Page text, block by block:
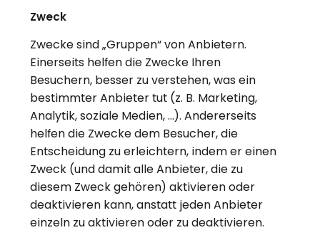
Zweck
Zwecke sind „Gruppen“ von Anbietern.
Einerseits helfen die Zwecke Ihren
Besuchern, besser zu verstehen, was ein
bestimmter Anbieter tut (z. B. Marketing,
Analytik, soziale Medien, …). Andererseits
helfen die Zwecke dem Besucher, die
Entscheidung zu erleichtern, indem er einen
Zweck (und damit alle Anbieter, die zu
diesem Zweck gehören) aktivieren oder
deaktivieren kann, anstatt jeden Anbieter
einzeln zu aktivieren oder zu deaktivieren.